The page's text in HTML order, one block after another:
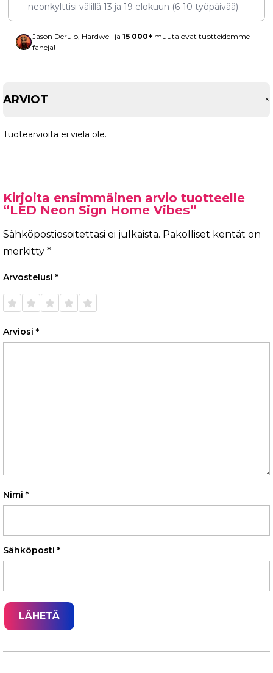
neonkylttisi välillä 13 ja 19 elokuun (6-10 työpäivää).
Jason Derulo, Hardwell ja 15 000+ muuta ovat tuotteidemme
faneja!
ARVIOT +
Tuotearvioita ei vielä ole.
Kirjoita ensimmäinen arvio tuotteelle
“LED Neon Sign Home Vibes”
Sähköpostiosoitettasi ei julkaista. Pakolliset kentät on
merkitty *
Arvostelusi *
1/5
tähteä
2/5
tähteä
3/5
tähteä
4/5
tähteä
5/5
tähteä
Arviosi *
Nimi *
Sähköposti *